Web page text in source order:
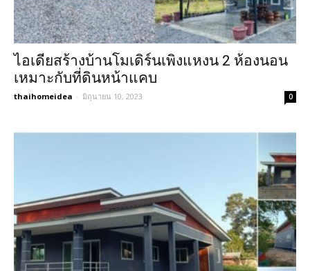
ไอเดียสร้างบ้านโมเดิร์นเพิงแหงน 2 ห้องนอน
เหมาะกับที่ดินหน้าแคบ
thaihomeidea - มิถุนายน 10, 2023 0